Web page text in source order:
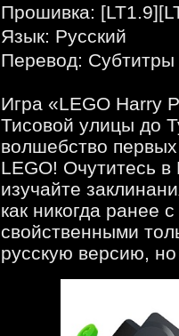
Прошивка:
Язык: Русский
Перевод: Субтитры
Игра «LEGO Harry
Тисовой улицы до
волшебство
LEGO! Очутитесь
изучайте
как никогда
свойственными
русскую версию,